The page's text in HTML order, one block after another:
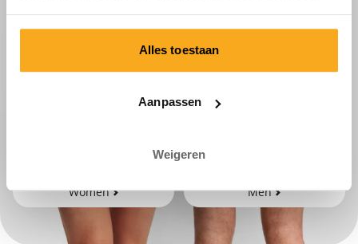
Alles toestaan
Aanpassen
Weigeren
Women Men